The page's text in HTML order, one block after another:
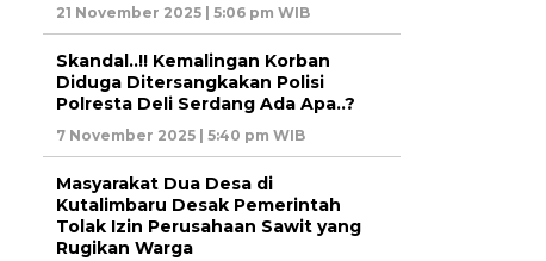
21 November 2025 | 5:06 pm WIB
Skandal..!! Kemalingan Korban
Diduga Ditersangkakan Polisi
Polresta Deli Serdang Ada Apa..?
7 November 2025 | 5:40 pm WIB
Masyarakat Dua Desa di
Kutalimbaru Desak Pemerintah
Tolak Izin Perusahaan Sawit yang
Rugikan Warga